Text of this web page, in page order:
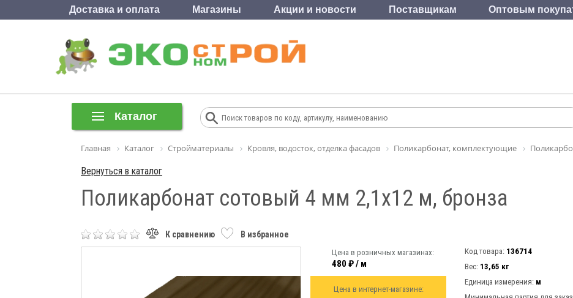
Доставка и оплата Магазины Акции и новости Поставщикам Оптовым
Каталог
Главная Каталог Стройматериалы Кровля, водосток, отделка фасадов Поликарбонат, комплектующие
Вернуться в каталог
Поликарбонат сотовый 4 мм 2,1х12 м, бронза
К сравнению В избранное
Цена в розничных магазинах:
480 ₽ / м
Цена в интернет-магазине:
Код товара: 136714
Вес: 13,65 кг
Единица измерения: м